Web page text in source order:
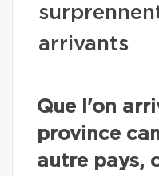
arrivants
Que l'on
province
autre pays,